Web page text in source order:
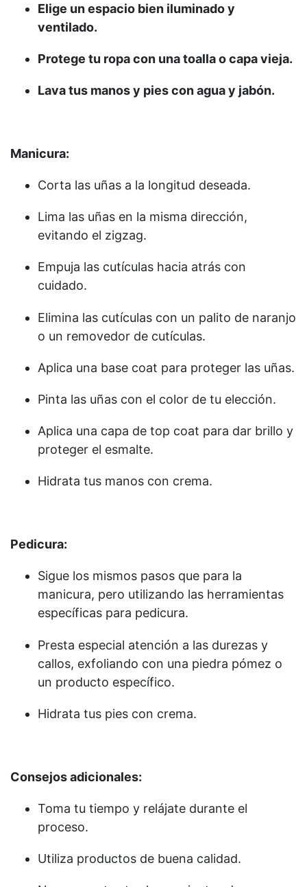
Elige un espacio bien iluminado y
ventilado.
Protege tu ropa con una toalla o capa vieja.
Lava tus manos y pies con agua y jabón.
Manicura:
Corta las uñas a la longitud deseada.
Lima las uñas en la misma dirección,
evitando el zigzag.
Empuja las cutículas hacia atrás con
cuidado.
Elimina las cutículas con un palito de naranjo
o un removedor de cutículas.
Aplica una base coat para proteger las uñas.
Pinta las uñas con el color de tu elección.
Aplica una capa de top coat para dar brillo y
proteger el esmalte.
Hidrata tus manos con crema.
Pedicura:
Sigue los mismos pasos que para la
manicura, pero utilizando las herramientas
específicas para pedicura.
Presta especial atención a las durezas y
callos, exfoliando con una piedra pómez o
un producto específico.
Hidrata tus pies con crema.
Consejos adicionales:
Toma tu tiempo y relájate durante el
proceso.
Utiliza productos de buena calidad.